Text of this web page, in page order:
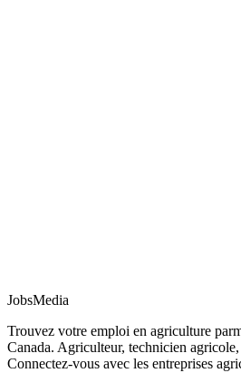
JobsMedia
Trouvez votre emploi en agriculture
Canada. Agriculteur, technicien
Connectez-vous avec les entreprises